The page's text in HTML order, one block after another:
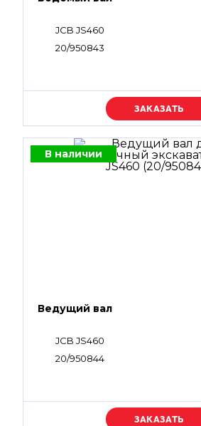
JCB JS460
20/950843
Уточняйте цену
В наличии
Ведущий вал
JCB JS460
20/950844
Уточняйте цену